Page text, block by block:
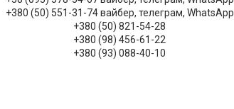
+380 (50) 551-31-74 вайбер, телеграм, WhatsApp
+380 (50) 821-54-28
+380 (98) 456-61-22
+380 (93) 088-40-10